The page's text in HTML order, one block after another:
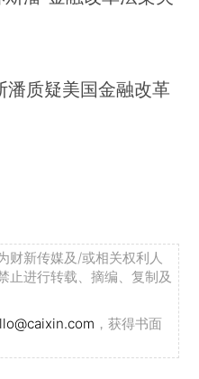
潘质疑美国金融改革
财新传媒及/或相关权利人
止进行转载、摘编、复制及
，获得书面